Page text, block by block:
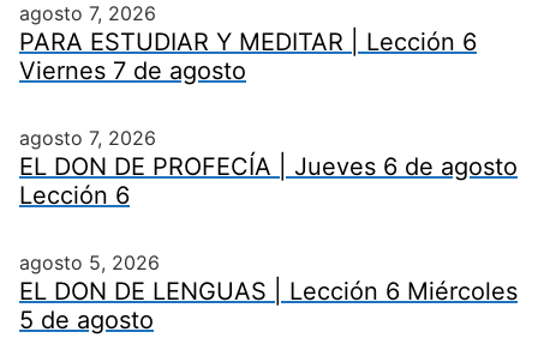
agosto 7, 2026
PARA ESTUDIAR Y MEDITAR | Lección 6
Viernes 7 de agosto
agosto 7, 2026
EL DON DE PROFECÍA | Jueves 6 de agosto
Lección 6
agosto 5, 2026
EL DON DE LENGUAS | Lección 6 Miércoles
5 de agosto